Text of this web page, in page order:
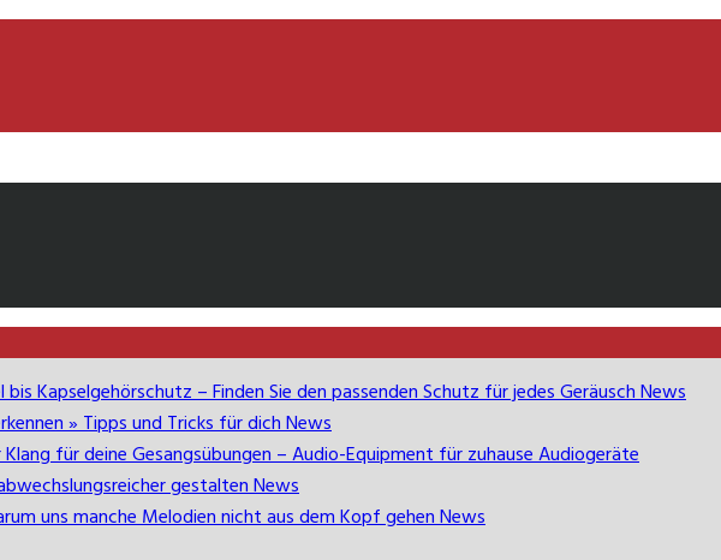
Kapselgehörschutz – Finden Sie den passenden Schutz für jedes GeräuschNews
» Tipps und Tricks für dichNews
für deine Gesangsübungen – Audio-Equipment für zuhauseAudiogeräte
gestaltenNews
uns manche Melodien nicht aus dem Kopf gehenNews